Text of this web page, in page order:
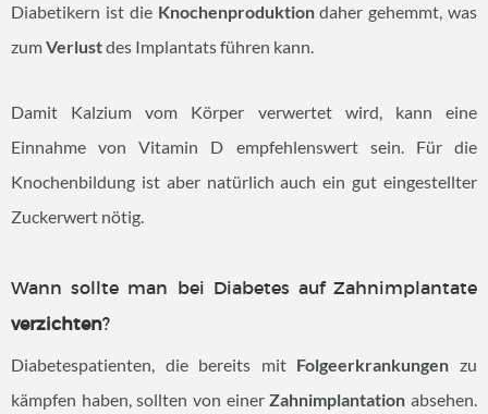
Diabetikern ist die Knochenproduktiondaher gehemmt, was
zumVerlustdes Implantats führen kann.
Damit Kalzium vom Körper verwertet wird, kann eine
Einnahme von Vitamin D empfehlenswert sein. Für die
Knochenbildung ist aber natürlich auch ein gut eingestellter
Zuckerwert nötig.
Wann sollte man bei Diabetes auf Zahnimplantate
verzichten?
Diabetespatienten, die bereits mit Folgeerkrankungen zu
kämpfen haben, sollten von einerZahnimplantation absehen.